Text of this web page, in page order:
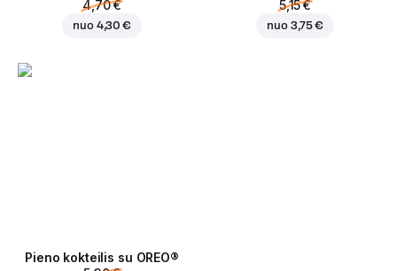
4,70 €
nuo 4,30 €
5,15 €
nuo 3,75 €
Pieno kokteilis su OREO®